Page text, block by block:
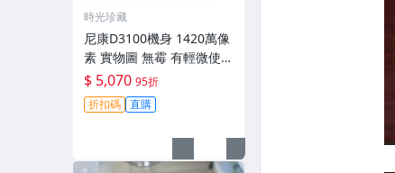
時光珍藏
尼康D3100機身 1420萬像
素 實物圖 無霉 有輕微使用
痕跡 機身原裝 無拆修無翻
新 臨-343
$ 5,070 95折
折扣碼 直購